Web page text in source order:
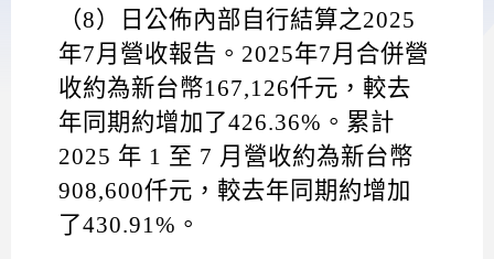
（8）日公佈內部自行結算之2025
年7月營收報告。 2025年7月合併營
收約為新台幣167,126仟元，較去
年同期約增加了426.36% 。累計
2025 年 1 至 7 月營收約為新台幣
908,600仟元，較去年同期約增加
了430.91% 。